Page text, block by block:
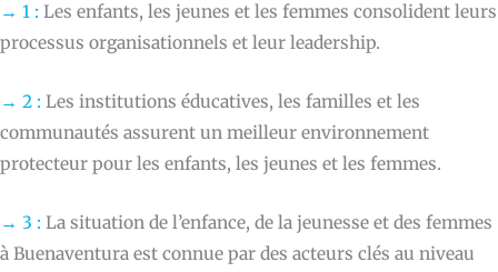
→ 1 : Les enfants, les jeunes et les femmes consolident leurs
processus organisationnels et leur leadership.
→ 2 : Les institutions éducatives, les familles et les
communautés assurent un meilleur environnement
protecteur pour les enfants, les jeunes et les femmes.
→ 3 : La situation de l’enfance, de la jeunesse et des femmes
à Buenaventura est connue par des acteurs clés au niveau